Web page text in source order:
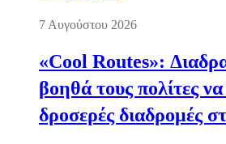
7 Αυγούστου 2026
«Cool Routes»:
βοηθά τους πολίτες
δροσερές διαδρομές